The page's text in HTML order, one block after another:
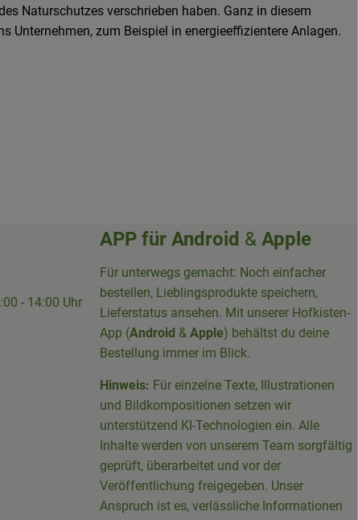
Naturschutzes verschrieben haben. Ganz in diesem
Unternehmen, zum Beispiel in energieeffizientere Anlagen.
Kreis-100094715007395/
- 14:00 Uhr
APP für Android & Apple
Für unterwegs gemacht: Noch einfacher
bestellen, Lieblingsprodukte speichern,
Lieferstatus ansehen. Mit unserer Hofkisten-
App (Android & Apple) behältst du deine
Bestellung immer im Blick.
Hinweis: Für einzelne Texte, Illustrationen
und Bildkompositionen setzen wir
unterstützend KI-Technologien ein. Alle
Inhalte werden von unserem Team sorgfältig
geprüft, überarbeitet und vor der
Veröffentlichung freigegeben. Unser
Anspruch ist es, verlässliche Informationen